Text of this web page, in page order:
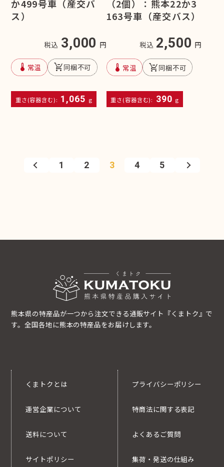
か499号車（産交バ
ス）
税込 3,000 円
device_thermostat 常温 remove_shopping_cart同梱不可
重さ(容器含む): 1,065 g
（2個）：熊本22か3
163号車（産交バス）
税込 2,500 円
device_thermostat 常温 remove_shopping_cart同梱不可
重さ(容器含む): 390 g
1 2 3 4 5
熊本県の特産品が一つから注文できる通販サイト『くまトク』で
す。全国各地に熊本の特産品をお届けします。
くまトクとは
運営企業について
送料について
サイトポリシー
プライバシーポリシー
特商法に関する表記
よくあるご質問
集荷・発送の仕組み